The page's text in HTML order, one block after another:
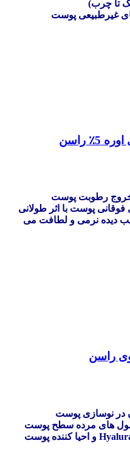
تا چرب)
غیرطبیعی پوست
راسن
خروج رطوبت پوست
پوست با اثر طولانی
دیده نرمی و لطافت می
راسن
در نوسازی پوست
های مرده سطح پوست